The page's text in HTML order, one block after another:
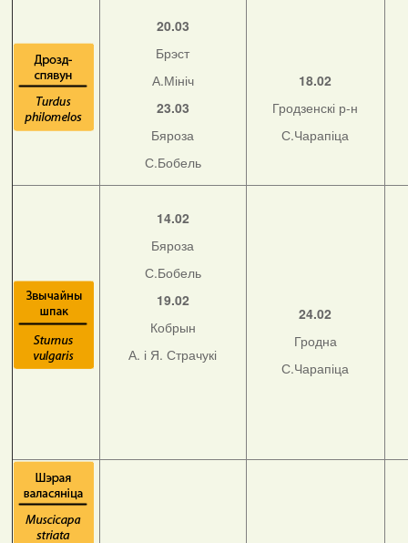
20.03
Брэст
А.Мініч
23.03
Бяроза
С.Бобель
18.02
Гродзенскі р-н
С.Чарапіца
14.02
Бяроза
С.Бобель
19.02
Кобрын
А. і Я. Страчукі
24.02
Гродна
С.Чарапіца